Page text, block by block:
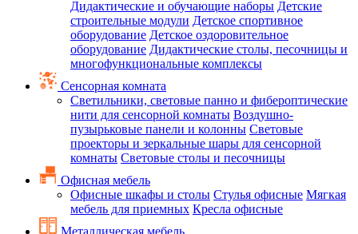
Дидактические и обучающие наборы Детские
строительные модули Детское спортивное
оборудование Детское оздоровительное
оборудование Дидактические столы, песочницы и
многофункциональные комплексы
Сенсорная комната
Светильники, световые панно и фибероптические
нити для сенсорной комнаты Воздушно-
пузырьковые панели и колонны Световые
проекторы и зеркальные шары для сенсорной
комнаты Световые столы и песочницы
Офисная мебель
Офисные шкафы и столы Стулья офисные Мягкая
мебель для приемных Кресла офисные
Металлическая мебель